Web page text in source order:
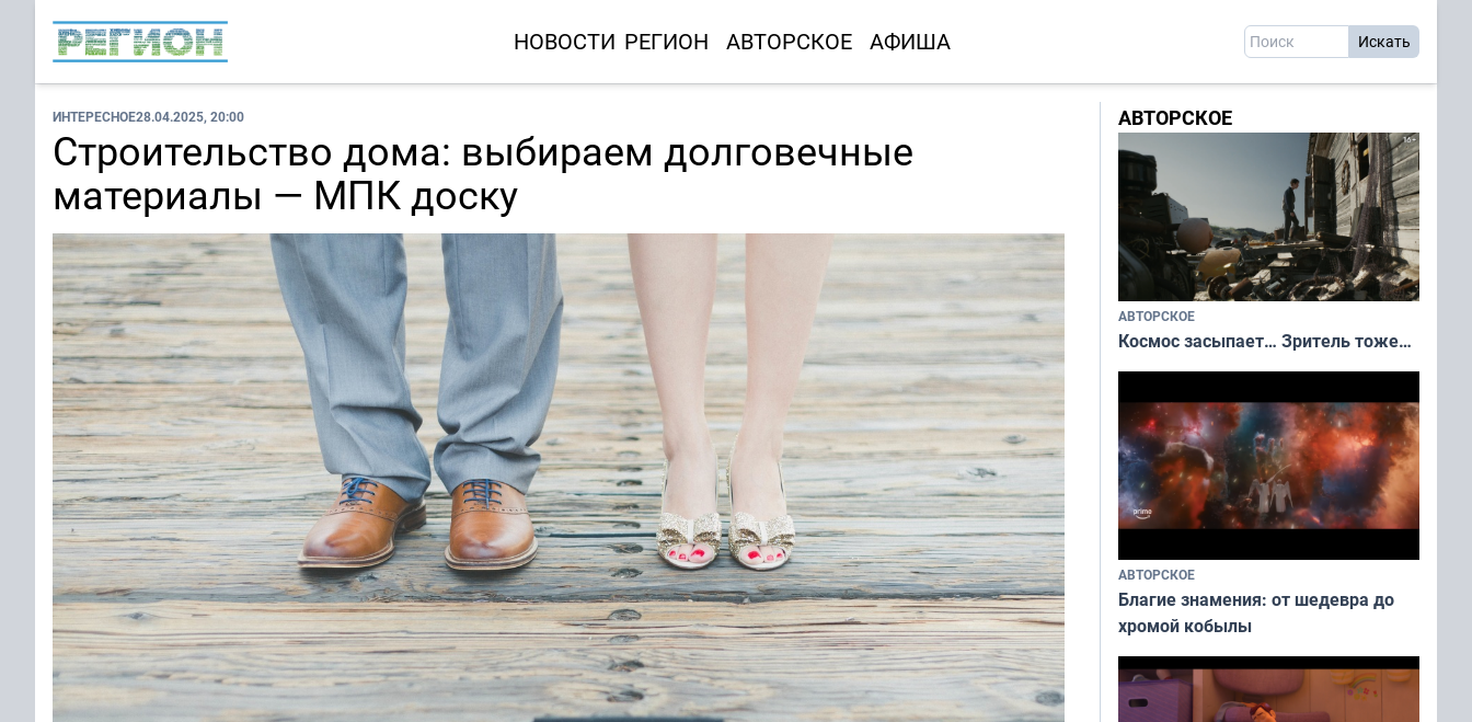
НОВОСТИ РЕГИОН АВТОРСКОЕ АФИША
ИНТЕРЕСНОЕ28.04.2025, 20:00
Строительство дома: выбираем долговечные
материалы — МПК доску
АВТОРСКОЕ
АВТОРСКОЕ
Космос засыпает… Зритель тоже…
АВТОРСКОЕ
Благие знамения: от шедевра до
хромой кобылы